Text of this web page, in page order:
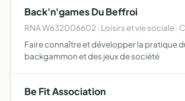
Back'n'games Du Beffroi
RNA W632006602 · Loisirs et vie sociale ·
Faire connaître et développer la pratique
backgammon et des jeux de société
Be Fit Association